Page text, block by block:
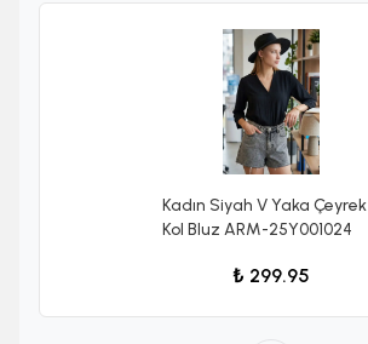
Kadın Siyah V Yaka Çeyrek
Kol Bluz ARM-25Y001024
₺ 299.95